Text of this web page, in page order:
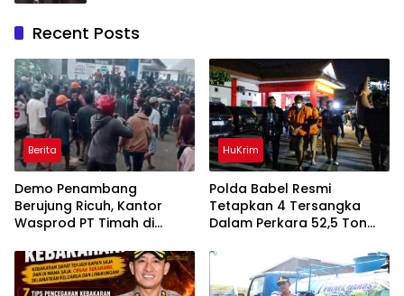
Recent Posts
Berita
Demo Penambang
Berujung Ricuh, Kantor
Wasprod PT Timah di
HuKrim
Polda Babel Resmi
Tetapkan 4 Tersangka
Dalam Perkara 52,5 Ton
Belitung